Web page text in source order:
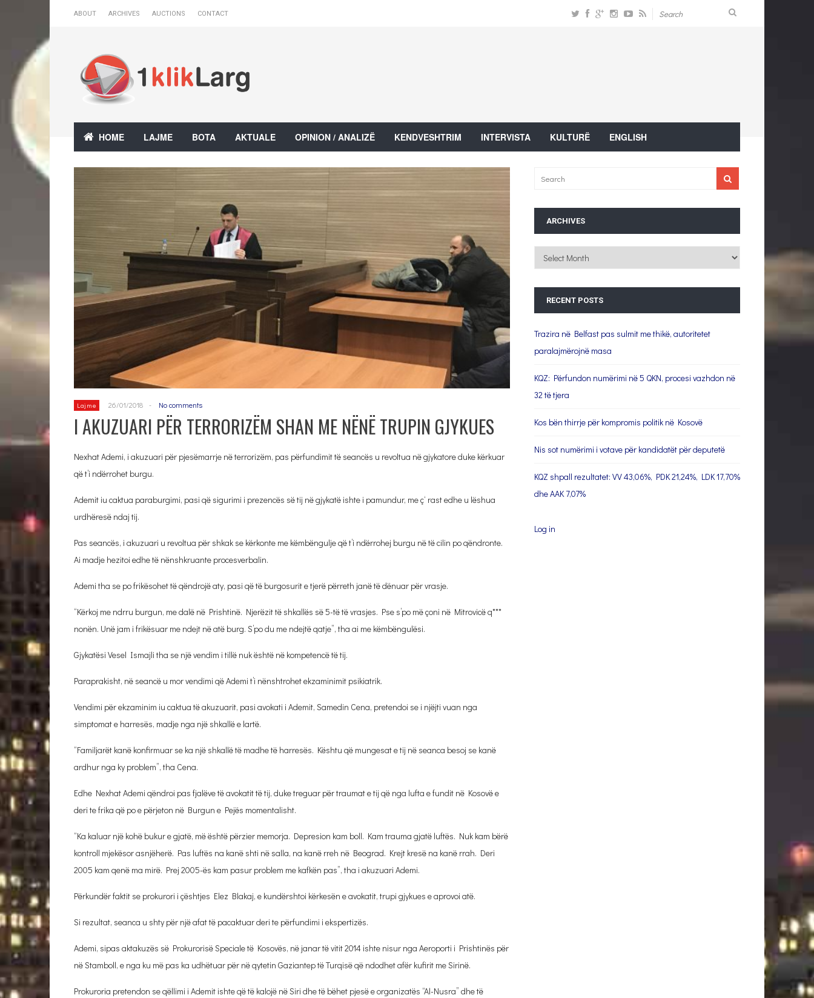
ABOUT ARCHIVES AUCTIONS CONTACT
HOME LAJME BOTA AKTUALE OPINION / ANALIZË KENDVESHTRIM INTERVISTA KULTURË ENGLISH
Lajme 26/01/2018 - No comments
I AKUZUARI PËR TERRORIZËM SHAN ME NËNË TRUPIN GJYKUES
Nexhat Ademi, i akuzuari për pjesëmarrje në terrorizëm, pas përfundimit të seancës u revoltua në gjykatore duke kërkuar
që t’i ndërrohet burgu.
Ademit iu caktua paraburgimi, pasi që sigurimi i prezencës së tij në gjykatë ishte i pamundur, me ç‘ rast edhe u lëshua
urdhëresë ndaj tij.
Pas seancës, i akuzuari u revoltua për shkak se kërkonte me këmbëngulje që t’i ndërrohej burgu në të cilin po qëndronte.
Ai madje hezitoi edhe të nënshkruante procesverbalin.
Ademi tha se po frikësohet të qëndrojë aty, pasi që të burgosurit e tjerë përreth janë të dënuar për vrasje.
“Kërkoj me ndrru burgun, me dalë në Prishtinë. Njerëzit të shkallës së 5-të të vrasjes. Pse s’po më çoni në Mitrovicë q***
nonën. Unë jam i frikësuar me ndejt në atë burg. S’po du me ndejtë qatje”, tha ai me këmbëngulësi.
Gjykatësi Vesel Ismajli tha se një vendim i tillë nuk është në kompetencë të tij.
Paraprakisht, në seancë u mor vendimi që Ademi t’i nënshtrohet ekzaminimit psikiatrik.
Vendimi për ekzaminim iu caktua të akuzuarit, pasi avokati i Ademit, Samedin Cena, pretendoi se i njëjti vuan nga
simptomat e harresës, madje nga një shkallë e lartë.
“Familjarët kanë konfirmuar se ka një shkallë të madhe të harresës. Kështu që mungesat e tij në seanca besoj se kanë
ardhur nga ky problem”, tha Cena.
Edhe Nexhat Ademi qëndroi pas fjalëve të avokatit të tij, duke treguar për traumat e tij që nga lufta e fundit në Kosovë e
deri te frika që po e përjeton në Burgun e Pejës momentalisht.
“Ka kaluar një kohë bukur e gjatë, më është përzier memorja. Depresion kam boll. Kam trauma gjatë luftës. Nuk kam bërë
kontroll mjekësor asnjëherë. Pas luftës na kanë shti në salla, na kanë rreh në Beograd. Krejt kresë na kanë rrah. Deri
2005 kam qenë ma mirë. Prej 2005-ës kam pasur problem me kafkën pas”, tha i akuzuari Ademi.
Përkundër faktit se prokurori i çështjes Elez Blakaj, e kundërshtoi kërkesën e avokatit, trupi gjykues e aprovoi atë.
Si rezultat, seanca u shty për një afat të pacaktuar deri te përfundimi i ekspertizës.
Ademi, sipas aktakuzës së Prokurorisë Speciale të Kosovës, në janar të vitit 2014 ishte nisur nga Aeroporti i Prishtinës për
në Stamboll, e nga ku më pas ka udhëtuar për në qytetin Gaziantep të Turqisë që ndodhet afër kufirit me Sirinë.
Prokuroria pretendon se qëllimi i Ademit ishte që të kalojë në Siri dhe të bëhet pjesë e organizatës “Al-Nusra” dhe të
ARCHIVES
Archives
RECENT POSTS
Trazira në Belfast pas sulmit me thikë, autoritetet
paralajmërojnë masa
KQZ: Përfundon numërimi në 5 QKN, procesi vazhdon në
32 të tjera
Kos bën thirrje për kompromis politik në Kosovë
Nis sot numërimi i votave për kandidatët për deputetë
KQZ shpall rezultatet: VV 43,06%, PDK 21,24%, LDK 17,70%
dhe AAK 7,07%
Log in